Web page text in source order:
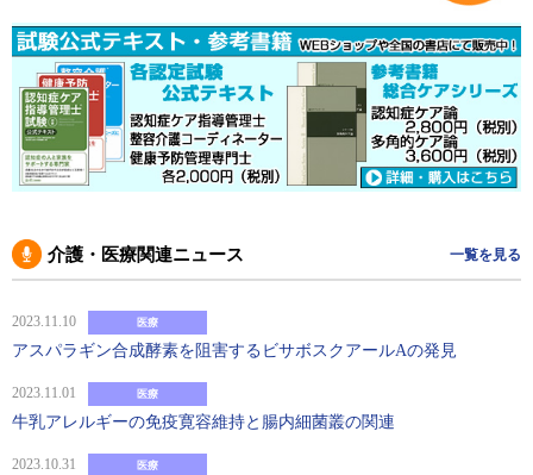
介護・医療関連ニュース 一覧を見る
2023.11.10 医療
アスパラギン合成酵素を阻害するビサボスクアールAの発見
2023.11.01 医療
牛乳アレルギーの免疫寛容維持と腸内細菌叢の関連
2023.10.31 医療